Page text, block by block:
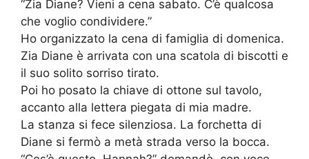
“Zia Diane? Vieni a cena sabato. C’è qualcosa
che voglio condividere.”
Ho organizzato la cena di famiglia di domenica.
Zia Diane è arrivata con una scatola di biscotti e
il suo solito sorriso tirato.
Poi ho posato la chiave di ottone sul tavolo,
accanto alla lettera piegata di mia madre.
La stanza si fece silenziosa. La forchetta di
Diane si fermò a metà strada verso la bocca.